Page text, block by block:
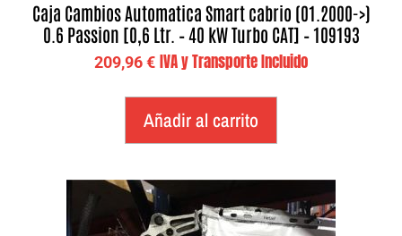
Caja Cambios Automatica Smart cabrio (01.2000->)
0.6 Passion [0,6 Ltr. – 40 kW Turbo CAT] – 109193
209,96€ IVA y Transporte Incluido
Añadir al carrito